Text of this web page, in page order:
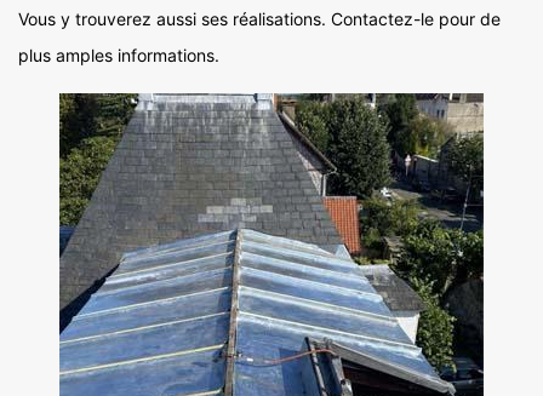
Vous y trouverez aussi ses réalisations. Contactez-le pour de
plus amples informations.